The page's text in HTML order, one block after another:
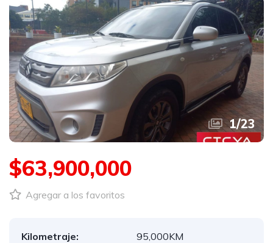
1/23
$63,900,000
Agregar a los favoritos
Kilometraje:
95,000KM